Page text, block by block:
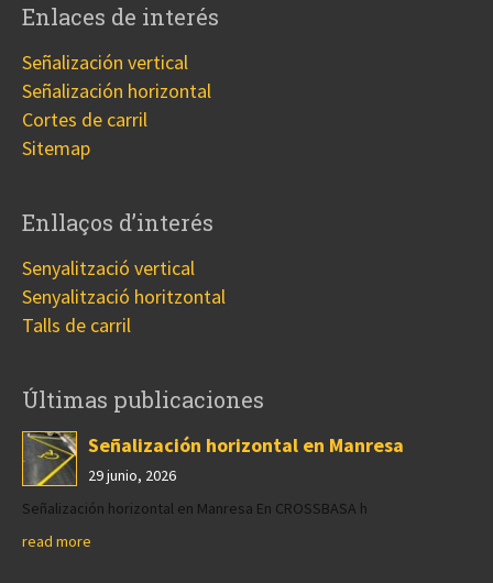
Enlaces de interés
Señalización vertical
Señalización horizontal
Cortes de carril
Sitemap
Enllaços d’interés
Senyalització vertical
Senyalització horitzontal
Talls de carril
Últimas publicaciones
Señalización horizontal en Manresa
29 junio, 2026
Señalización horizontal en Manresa En CROSSBASA h
read more